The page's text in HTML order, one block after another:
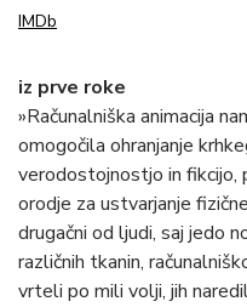
IMDb
iz prve roke
»Računalniška animacija
omogočila ohranjanje
verodostojnostjo in fikcijo,
orodje za ustvarjanje
drugačni od ljudi, saj jedo
različnih tkanin,
vrteli po mili volji, jih